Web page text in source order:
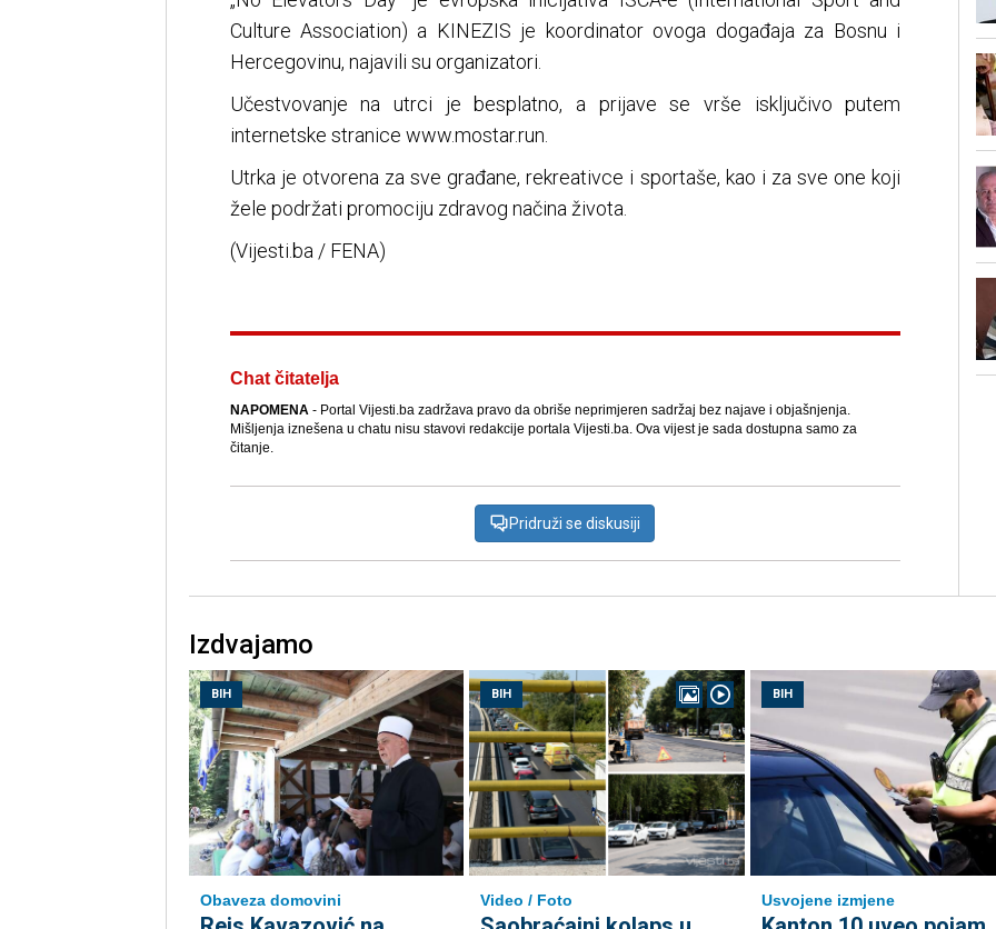
Culture Association) a KINEZIS je koordinator ovoga događaja za Bosnu i
Hercegovinu, najavili su organizatori.
Učestvovanje na utrci je besplatno, a prijave se vrše isključivo putem
internetske stranice www.mostar.run.
Utrka je otvorena za sve građane, rekreativce i sportaše, kao i za sve one koji
žele podržati promociju zdravog načina života.
(Vijesti.ba / FENA)
Chat čitatelja
NAPOMENA - Portal Vijesti.ba zadržava pravo da obriše neprimjeren sadržaj bez najave i objašnjenja.
Mišljenja iznešena u chatu nisu stavovi redakcije portala Vijesti.ba. Ova vijest je sada dostupna samo za
čitanje.
Pridruži se diskusiji
Izdvajamo
BIH
Obaveza domovini
BIH
Video / Foto
BIH
Usvojene izmjene